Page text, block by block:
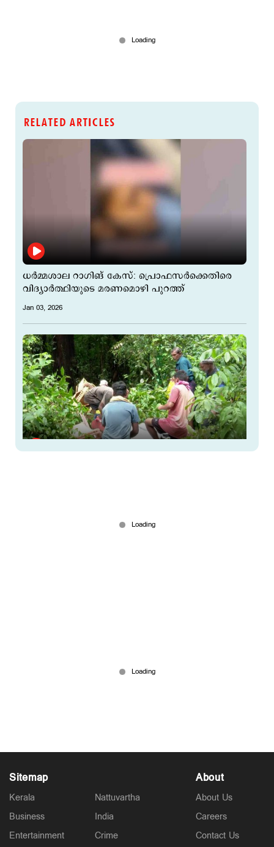
RELATED ARTICLES
ധർമ്മശാല റാഗിങ് കേസ്: പ്രൊഫസർക്കെതിരെ
വിദ്യാർത്ഥിയുടെ മരണമൊഴി പുറത്ത്
Jan 03, 2026
'ഷിരൂരില്‍ അപകടമുണ്ടാക്കിയത് താനെന്ന്
എസ്ഐടി'; ചോദ്യം ചെയ്യലിന് ശേഷം മനാഫ്
Sitemap
Kerala
Business
Entertainment
Nattuvartha
India
Crime
About
About Us
Careers
Contact Us